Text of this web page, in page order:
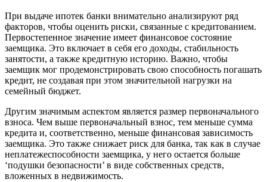
При выдаче ипотек банки внимательно анализируют ряд
факторов, чтобы оценить риски, связанные с кредитованием.
Первостепенное значение имеет финансовое состояние
заемщика. Это включает в себя его доходы, стабильность
занятости, а также кредитную историю. Важно, чтобы
заемщик мог продемонстрировать свою способность погашать
кредит, не создавая при этом значительной нагрузки на
семейный бюджет.
Другим значимым аспектом является размер первоначального
взноса. Чем выше первоначальный взнос, тем меньше сумма
кредита и, соответственно, меньше финансовая зависимость
заемщика. Это также снижает риск для банка, так как в случае
неплатежеспособности заемщика, у него остается больше
‘подушки безопасности’ в виде собственных средств,
вложенных в недвижимость.